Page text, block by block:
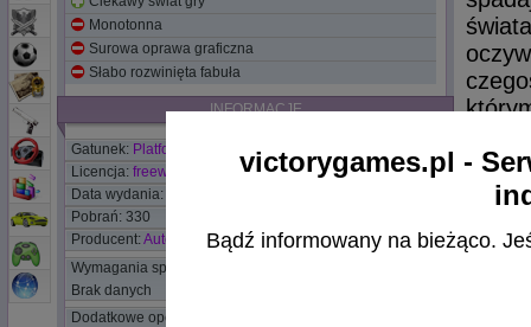
Monotonna
Surowa oprawa graficzna
Słabo rozwinięta fabuła
INFORMACJE
Gatunek: Platformowe
Licencja: freeware
Data wydania:
Pobrań: 330
Producent:Autofish
Wymagania sprzętowe:
Brak danych
Dodatkowe opcje:
czy
-
victorygames.pl -
Bądź informowany na bieżąco.